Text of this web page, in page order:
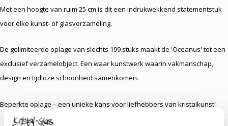
Met een hoogte van ruim 25 cm is dit een indrukwekkend statementstuk
voor elke kunst- of glasverzameling.
De gelimiteerde oplage van slechts 199 stuks maakt de 'Oceanus' tot een
exclusief verzamelobject. Een waar kunstwerk waarin vakmanschap,
design en tijdloze schoonheid samenkomen.
Beperkte oplage – een unieke kans voor liefhebbers van kristalkunst!